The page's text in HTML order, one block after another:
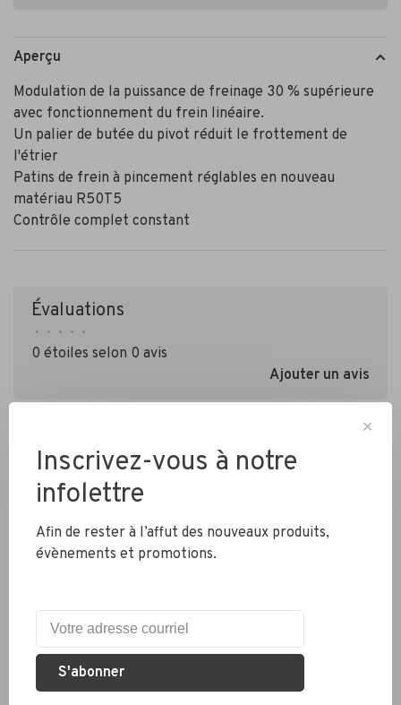
Aperçu
Modulation de la puissance de freinage 30 % supérieure
avec fonctionnement du frein linéaire.
Un palier de butée du pivot réduit le frottement de
l'étrier
Patins de frein à pincement réglables en nouveau
matériau R50T5
Contrôle complet constant
Évaluations
• • • • •
0 étoiles selon 0 avis
Ajouter un avis
Livraison partout au Canada
Expédition rapide
✕
Inscrivez-vous à notre
infolettre
Afin de rester à l’affut des nouveaux produits,
évènements et promotions.
S'abonner